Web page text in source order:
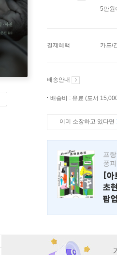
5만원
결제혜택 카드/
배송안내
배송비 : 유료 (도서
이미 소장하고 있다면
프
퐁
[아
초
팝